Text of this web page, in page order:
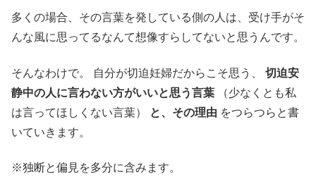
多くの場合、その言葉を発している側の人は、受け手がそ
んな風に思ってるなんて想像すらしてないと思うんです。
そんなわけで。 自分が切迫妊婦だからこそ思う、 切迫安
静中の人に言わない方がいいと思う言葉 （少なくとも私
は言ってほしくない言葉）
と、その理由 をつらつらと書
いていきます。
※独断と偏見を多分に含みます。